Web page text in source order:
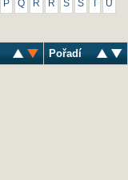
P Q R Ř S Š U
Pořadí